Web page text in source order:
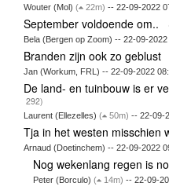
Wouter (Mol) ( 22m) -- 22-09-2022
September voldoende om..
Bela (Bergen op Zoom) -- 22-09-2022
Branden zijn ook zo geblust
Jan (Workum, FRL) -- 22-09-2022
De land- en tuinbouw is er
292)
Laurent (Ellezelles) ( 50m) -- 22-09-
Tja in het westen misschien
Arnaud (Doetinchem) -- 22-09-2022
Nog wekenlang regen is
Peter (Borculo)( 14m) -- 22-09-